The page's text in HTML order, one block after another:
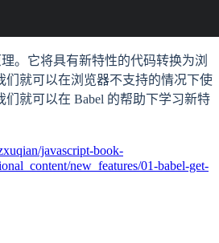
。它将具有新特性的代码转换为浏
们就可以在浏览器不支持的情况下使
就可以在 Babel 的帮助下学习新特
javascript-book-
new_features/01-babel-get-